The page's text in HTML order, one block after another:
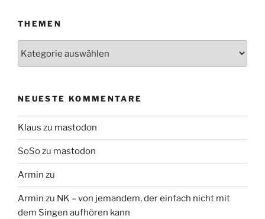
THEMEN
NEUESTE KOMMENTARE
Klaus zu mastodon
SoSozu mastodon
Armin zu
Armin zu NK – von jemandem, der einfach nicht mit
dem Singen aufhören kann